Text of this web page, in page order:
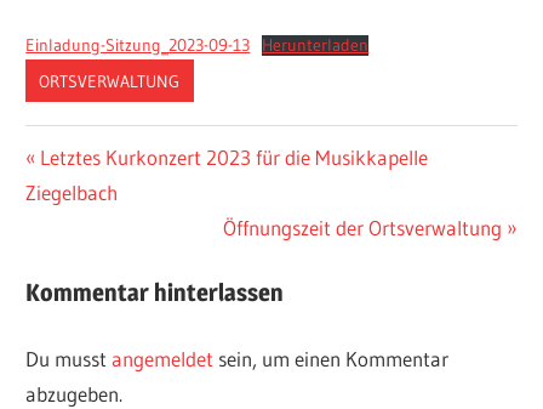
Einladung-Sitzung_2023-09-13 Herunterladen
ORTSVERWALTUNG
Beitragsnavigation
Vorheriger
Beitrag:
Letztes Kurkonzert 2023 für die Musikkapelle
Ziegelbach
Nächster
Öffnungszeit der Ortsverwaltung
Kommentar hinterlassen
Du musstangemeldet sein, um einen Kommentar
abzugeben.